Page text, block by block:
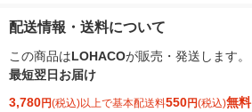
配送情報・送料について
この商品はLOHACOが販売・発送します。
最短翌日お届け
3,780円(税込)以上で基本配送料550円(税込)無料